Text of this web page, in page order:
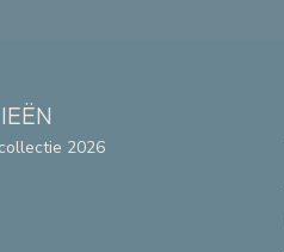
2026